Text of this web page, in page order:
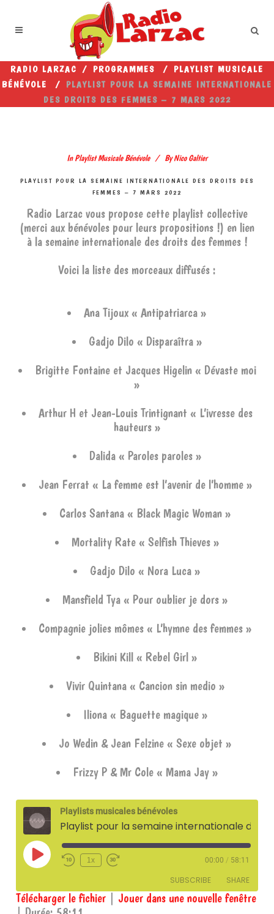
RADIO LARZAC / PROGRAMMES / PLAYLIST MUSICALE
BÉNÉVOLE
/ PLAYLIST POUR LA SEMAINE INTERNATIONALE
DES DROITS DES FEMMES – 7 MARS 2022
In Playlist Musicale Bénévole By Nico Galtier
PLAYLIST POUR LA SEMAINE INTERNATIONALE DES DROITS DES
FEMMES – 7 MARS 2022
Radio Larzac vous propose cette playlist collective
(merci aux bénévoles pour leurs propositions !) en lien
à la semaine internationale des droits des femmes !
Voici la liste des morceaux diffusés :
Ana Tijoux « Antipatriarca »
Gadjo Dilo « Disparaîtra »
Brigitte Fontaine et Jacques Higelin « Dévaste moi
»
Arthur H et Jean-Louis Trintignant « L’ivresse des
hauteurs »
Dalida « Paroles paroles »
Jean Ferrat « La femme est l’avenir de l’homme »
Carlos Santana « Black Magic Woman »
Mortality Rate « Selfish Thieves »
Gadjo Dilo « Nora Luca »
Mansfield Tya « Pour oublier je dors »
Compagnie jolies mômes « L’hymne des femmes »
Bikini Kill « Rebel Girl »
Vivir Quintana « Cancion sin medio »
Iliona « Baguette magique »
Jo Wedin & Jean Felzine « Sexe objet »
Frizzy P & Mr Cole « Mama Jay »
Playlists musicales bénévoles
Play
Episode
1x 00:00 / 58:11
SUBSCRIBE SHARE
Télécharger le fichier
Jouer dans une nouvelle fenêtre